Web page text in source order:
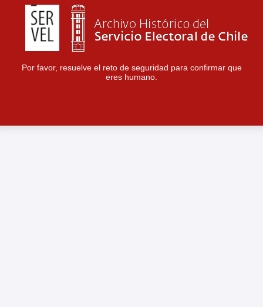
Por favor, resuelve el reto de seguridad para confirmar que
eres humano.